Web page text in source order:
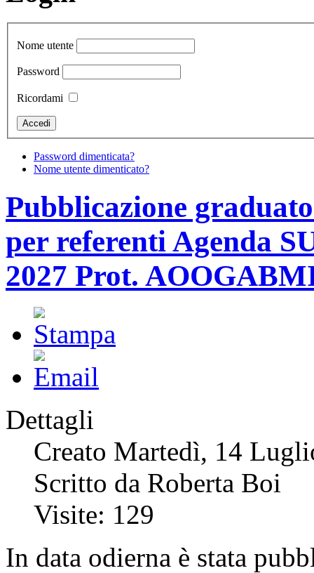
Nome utente
Password
Ricordami
Password dimenticata?
Nome utente dimenticato?
Pubblicazione
per referenti Agenda
2027 Prot.
Dettagli
Creato Martedì, 14
Scritto da Roberta Boi
Visite: 129
In data odierna è stata